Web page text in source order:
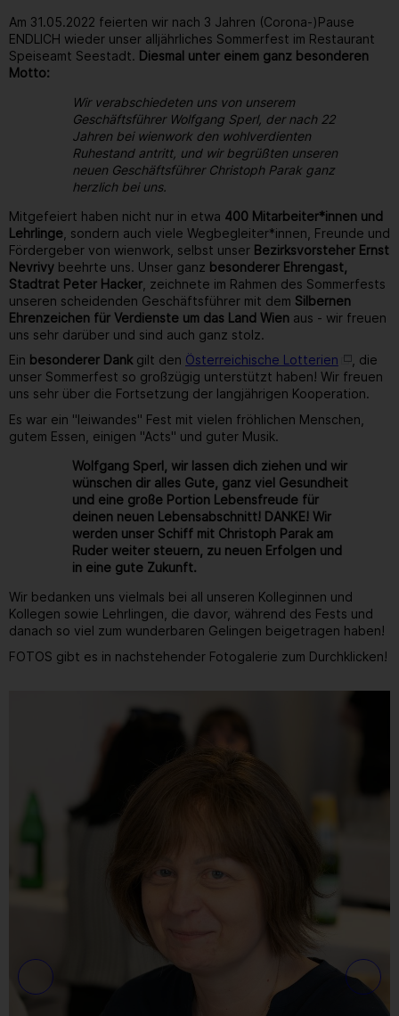
Am 31.05.2022 feierten wir nach 3 Jahren (Corona-)Pause
ENDLICH wieder unser alljährliches Sommerfest im Restaurant
Speiseamt Seestadt. Diesmal unter einem ganz besonderen
Motto:
Wir verabschiedeten uns von unserem
Geschäftsführer Wolfgang Sperl, der nach 22
Jahren bei wienwork den wohlverdienten
Ruhestand antritt, und wir begrüßten unseren
neuen Geschäftsführer Christoph Parak ganz
herzlich bei uns.
Mitgefeiert haben nicht nur in etwa 400 Mitarbeiter*innen und
Lehrlinge , sondern auch viele Wegbegleiter*innen, Freunde und
Fördergeber von wienwork, selbst unser Bezirksvorsteher Ernst
Nevrivy beehrte uns. Unser ganz besonderer Ehrengast,
Stadtrat Peter Hacker , zeichnete im Rahmen des Sommerfests
unseren scheidenden Geschäftsführer mit dem Silbernen
Ehrenzeichen für Verdienste um das Land Wien aus - wir freuen
uns sehr darüber und sind auch ganz stolz.
Ein besonderer Dank gilt den Österreichische Lotterien
, die
unser Sommerfest so großzügig unterstützt haben! Wir freuen
uns sehr über die Fortsetzung der langjährigen Kooperation.
Es war ein "leiwandes" Fest mit vielen fröhlichen Menschen,
gutem Essen, einigen "Acts" und guter Musik.
Wolfgang Sperl, wir lassen dich ziehen und wir
wünschen dir alles Gute, ganz viel Gesundheit
und eine große Portion Lebensfreude für
deinen neuen Lebensabschnitt! DANKE! Wir
werden unser Schiff mit Christoph Parak am
Ruder weiter steuern, zu neuen Erfolgen und
in eine gute Zukunft.
Wir bedanken uns vielmals bei all unseren Kolleginnen und
Kollegen sowie Lehrlingen, die davor, während des Fests und
danach so viel zum wunderbaren Gelingen beigetragen haben!
FOTOS gibt es in nachstehender Fotogalerie zum Durchklicken!